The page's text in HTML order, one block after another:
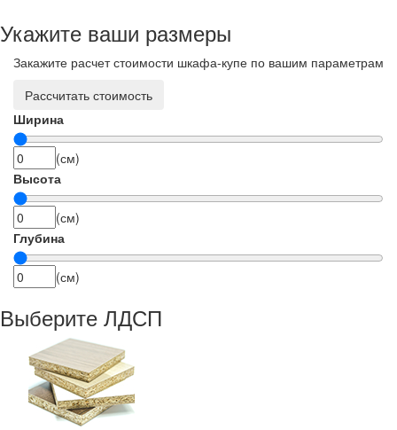
Укажите ваши размеры
Закажите расчет стоимости шкафа-купе по вашим параметрам
Рассчитать стоимость
Ширина
(см)
Высота
(см)
Глубина
(см)
Выберите ЛДСП